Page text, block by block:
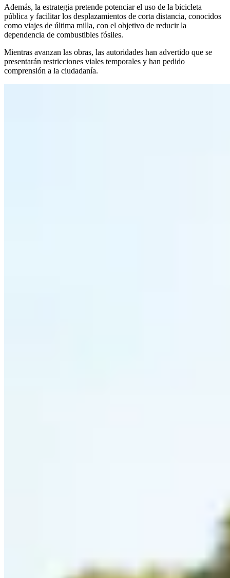
Además, la estrategia pretende potenciar el uso de la bicicleta
pública y facilitar los desplazamientos de corta distancia, conocidos
como viajes de última milla, con el objetivo de reducir la
dependencia de combustibles fósiles.
Mientras avanzan las obras, las autoridades han advertido que se
presentarán restricciones viales temporales y han pedido
comprensión a la ciudadanía.